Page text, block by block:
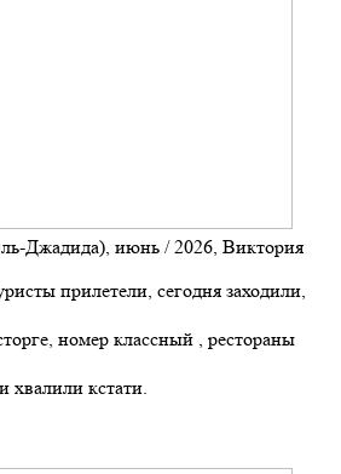
Джадида), июнь / 2026, Виктория
прилетели, сегодня заходили,
номер классный , рестораны
хвалили кстати.